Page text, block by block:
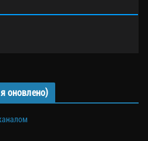
оновлено)